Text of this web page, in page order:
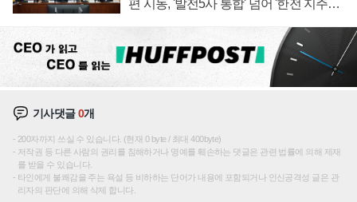
편 시동, '발전5사 통합' 넘어 '한전 지주사'
기사댓글0개
200자까지 쓰실 수 있습니다. (현재 0 byte / 최대 400byte)
저작권 등 다른 사람의 권리를 침해하거나 명예를 훼손하는 댓글은 관련 법률에 의해 제재
를 받을 수 있습니다.
타인에게 불쾌감을 주는 욕설 등 비하하는 단어가 내용에 포함되거나 인신공격성 글은 관
리자의 판단에 의해 삭제 합니다.